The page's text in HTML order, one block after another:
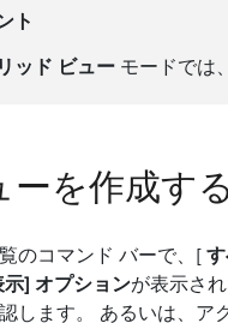
ト
ッド ビュー モードでは
ーを作成する
のコマンド バーで、[
] オプションが表示さ
します。 あるいは、ア